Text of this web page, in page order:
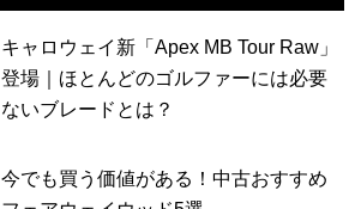
キャロウェイ新「Apex MB Tour Raw」
登場｜ほとんどのゴルファーには必要
ないブレードとは？
今でも買う価値がある！中古おすすめ